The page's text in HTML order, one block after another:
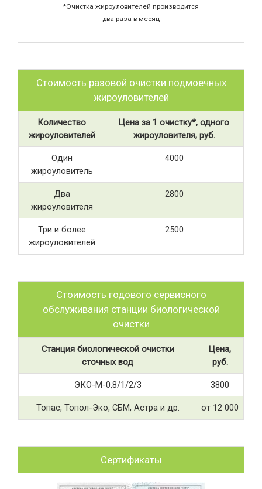
*Очистка жироуловителей производится
два раза в месяц
Стоимость разовой очистки подмоечных
жироуловителей
Количество
жироуловителей
Цена за 1 очистку*, одного
жироуловителя, руб.
Один
жироуловитель
4000
Два
жироуловителя
2800
Три и более
жироуловителей
2500
Стоимость годового сервисного
обслуживания станции биологической
очистки
Станция биологической очистки
сточных вод
Цена,
руб.
ЭКО-М-0,8/1/2/3 3800
Топас, Топол-Эко, СБМ, Астра и др. от 12 000
Сертификаты